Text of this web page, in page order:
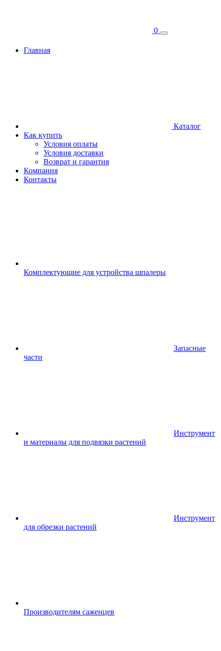
0
Главная
Каталог
Как купить
Условия оплаты
Условия доставки
Возврат и гарантия
Компания
Контакты
Комплектующие для устройства шпалеры
Запасные
части
Инструмент
и материалы для подвязки растений
Инструмент
для обрезки растений
Производителям саженцев